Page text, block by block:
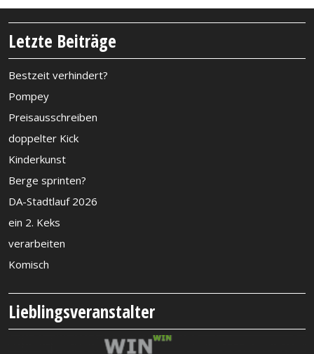
Letzte Beiträge
Bestzeit verhindert?
Pompey
Preisausschreiben
doppelter Kick
Kinderkunst
Berge sprinten?
DA-Stadtlauf 2026
ein 2. Keks
verarbeiten
Komisch
Lieblingsveranstalter